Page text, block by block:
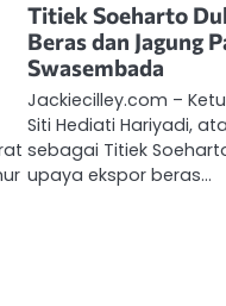
Titiek Soeharto
Beras dan Jagung
Swasembada
Jackiecilley.com –
Siti Hediati Hariyadi,
sebagai Titiek
upaya ekspor beras…